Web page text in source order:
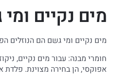
מים נקיים
מים נקיים ומי גשם הם הנוזלים
אפוקסי, הן בחירה מצוינת. פלדת אל-חלד 304 מספקת איזון טוב בין עלות לעמידות כאשר